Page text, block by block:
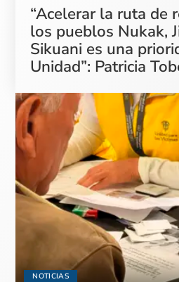
“Acelerar la ruta de
los pueblos Nukak,
Sikuani es una
Unidad”: Patricia
NOTICIAS